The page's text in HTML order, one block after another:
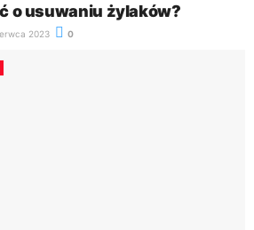
o usuwaniu żylaków?
2023 0